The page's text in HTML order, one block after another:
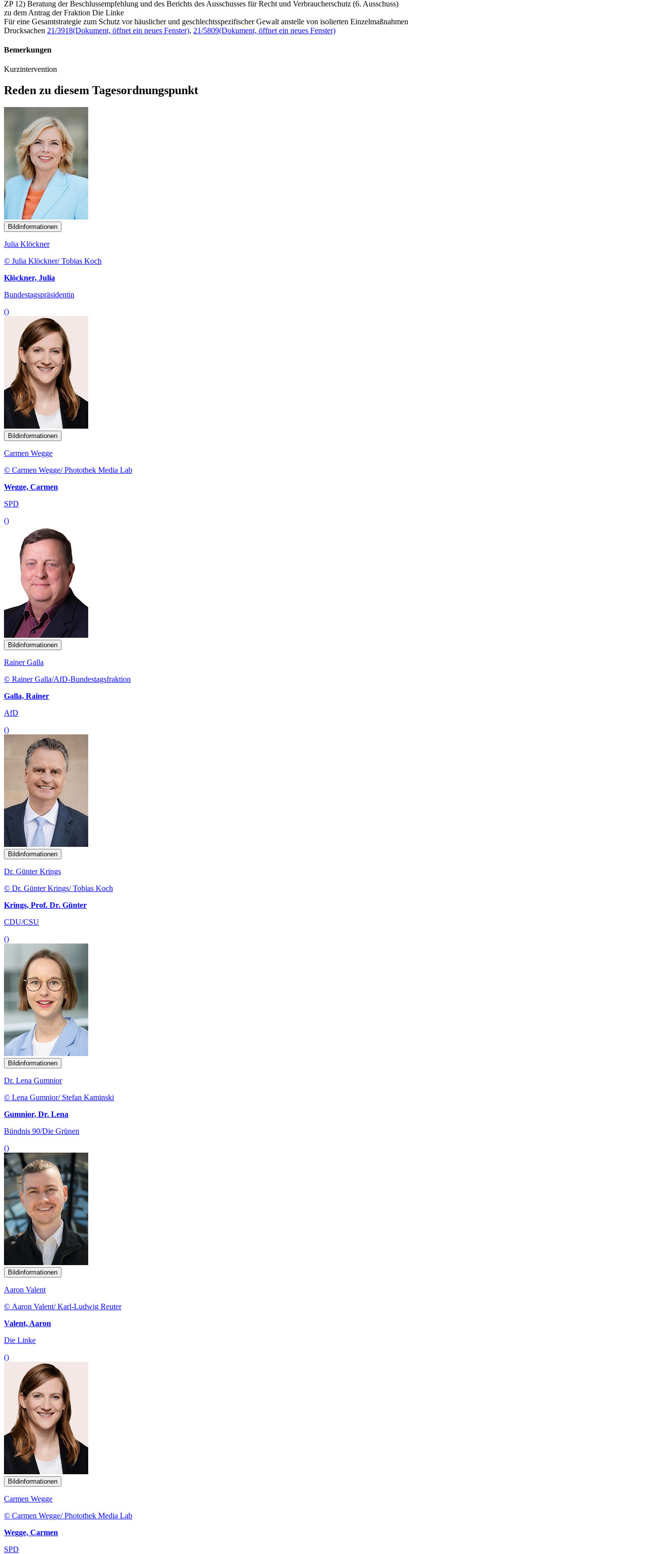
ZP 12) Beratung der Beschlussempfehlung und des Berichts des Ausschusses für Recht und Verbraucherschutz (6. Ausschuss)
zu dem Antrag der Fraktion Die Linke
Für eine Gesamtstrategie zum Schutz vor häuslicher und geschlechtsspezifischer Gewalt anstelle von isolierten Einzelmaßnahmen
Drucksachen 21/3918(Dokument, öffnet ein neues Fenster), 21/5809(Dokument, öffnet ein neues Fenster)
Bemerkungen
Kurzintervention
Reden zu diesem Tagesordnungspunkt
Bildinformationen
Julia Klöckner
© Julia Klöckner/ Tobias Koch
Klöckner, Julia
Bundestagspräsidentin
()
Bildinformationen
Carmen Wegge
© Carmen Wegge/ Photothek Media Lab
Wegge, Carmen
SPD
()
Bildinformationen
Rainer Galla
© Rainer Galla/AfD-Bundestagsfraktion
Galla, Rainer
AfD
()
Bildinformationen
Dr. Günter Krings
© Dr. Günter Krings/ Tobias Koch
Krings, Prof. Dr. Günter
CDU/CSU
()
Bildinformationen
Dr. Lena Gumnior
© Lena Gumnior/ Stefan Kaminski
Gumnior, Dr. Lena
Bündnis 90/Die Grünen
()
Bildinformationen
Aaron Valent
© Aaron Valent/ Karl-Ludwig Reuter
Valent, Aaron
Die Linke
()
Bildinformationen
Carmen Wegge
© Carmen Wegge/ Photothek Media Lab
Wegge, Carmen
SPD